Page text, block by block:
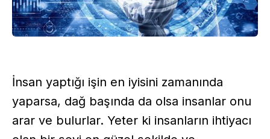
İnsan yaptığı işin en iyisini zamanında
yaparsa, dağ başında da olsa insanlar onu
arar ve bulurlar. Yeter ki insanların ihtiyacı